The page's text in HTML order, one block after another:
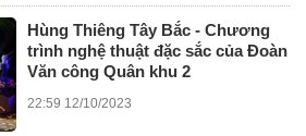
Hùng Thiêng Tây Bắc - Chương
trình nghệ thuật đặc sắc của Đoàn
Văn công Quân khu 2
22:59 12/10/2023